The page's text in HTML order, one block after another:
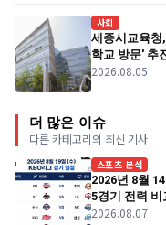
사회
세종시교육청
학교 방문' 추진
2026.08.05
더 많은 이슈
다른 카테고리의 최신 기사
스포츠 분석
2026년 8월
5경기 전력 비
2026.08.07